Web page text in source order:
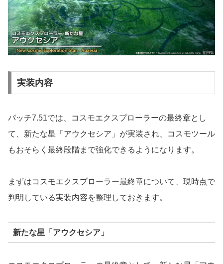
実装内容
パッチ7.51では、コスモエクスプローラーの最終章とし
て、新たな星「アウクセシア」が実装され、コスモツール
もおそらく最終段階まで強化できるようになります。
まずはコスモエクスプローラー最終章について、現時点で
判明している実装内容を整理しておきます。
新たな星「アウクセシア」